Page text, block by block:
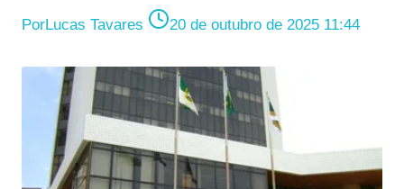
PorLucas Tavares 20 de outubro de 2025 11:44